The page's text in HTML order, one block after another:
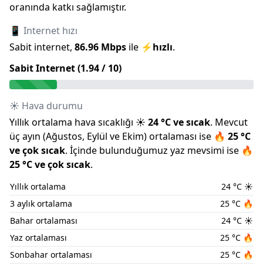
oranında katkı sağlamıştır.
📱 Internet hızı
Sabit internet, 86.96 Mbps ile ⚡hızlı.
Sabit Internet (1.94/ 10)
☀️ Hava durumu
Yıllık ortalama hava sıcaklığı ☀️ 24°C vesıcak. Mevcut
üç ayın (Ağustos, Eylül ve Ekim) ortalaması ise 🔥 25°C
veçok sıcak. İçinde bulunduğumuz yaz mevsimi ise 🔥
25°C veçok sıcak.
Yıllık ortalama 24 °C ☀️
3 aylık ortalama
25 °C 🔥
Bahar ortalaması
24 °C ☀️
Yaz ortalaması
25 °C 🔥
Sonbahar ortalaması
25 °C 🔥